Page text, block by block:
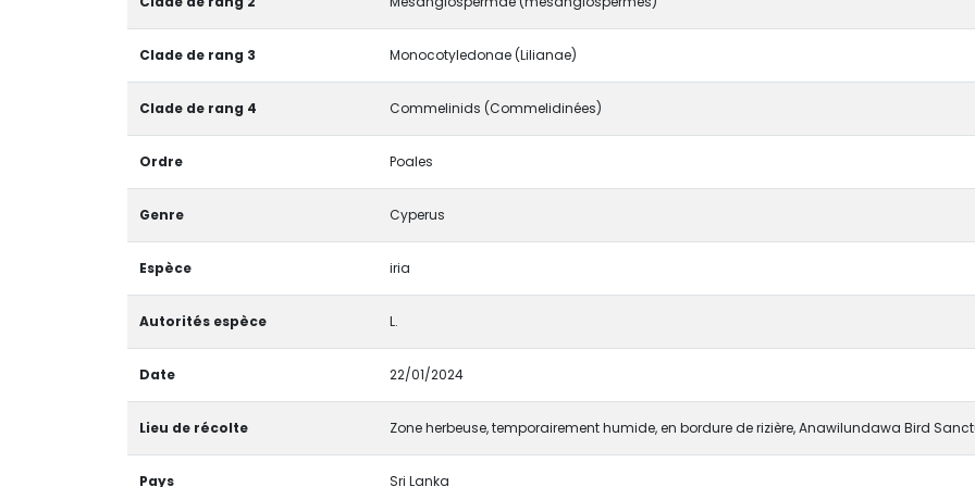
Clade de rang 3 Monocotyledonae (Lilianae)
Clade de rang 4 Commelinids (Commelidinées)
Ordre Poales
Genre Cyperus
Espèce iria
Autorités espèce L.
Date 22/01/2024
Lieu de récolte Zone herbeuse, temporairement humide, en bordure de rizière, Anawilundawa Bird
Pays Sri Lanka